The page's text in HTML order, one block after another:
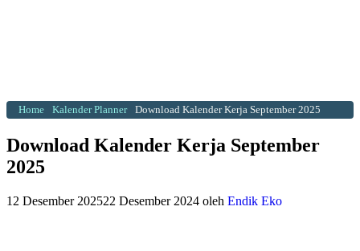
Home Kalender Planner Download Kalender Kerja September 2025
Download Kalender Kerja September
2025
12 Desember 202522 Desember 2024 oleh Endik Eko